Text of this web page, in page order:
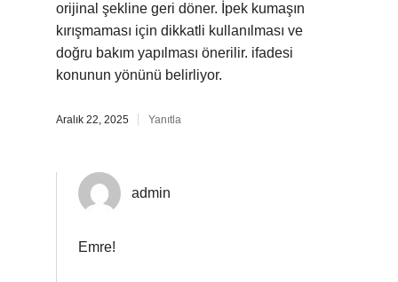
orijinal şekline geri döner. İpek kumaşın
kırışmaması için dikkatli kullanılması ve
doğru bakım yapılması önerilir. ifadesi
konunun yönünü belirliyor.
Aralık 22, 2025 Yanıtla
admin
Emre!